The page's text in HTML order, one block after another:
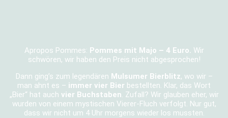
Apropos Pommes: Pommes mit Majo – 4 Euro. Wir
schwören, wir haben den Preis nicht abgesprochen!
Dann ging’s zum legendären Mulsumer Bierblitz, wo wir –
man ahnt es – immer vier Bier bestellten. Klar, das Wort
„Bier“ hat auch vier Buchstaben . Zufall? Wir glauben eher, wir
wurden von einem mystischen Vierer-Fluch verfolgt. Nur gut,
dass wir nicht um 4 Uhr morgens wieder los mussten.